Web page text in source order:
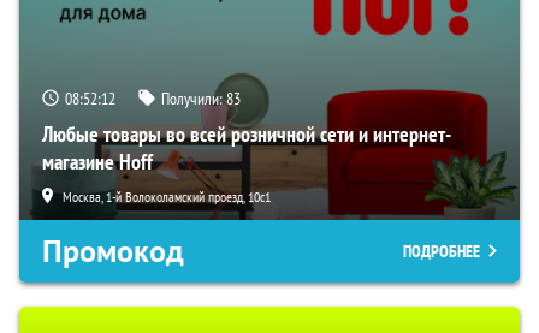
08:52:11 Получили:83
Любые товары во всей розничной сети и интернет-
магазине Hoff
Москва, 1-й Волоколамский проезд, 10с1
Промокод ПОДРОБНЕЕ